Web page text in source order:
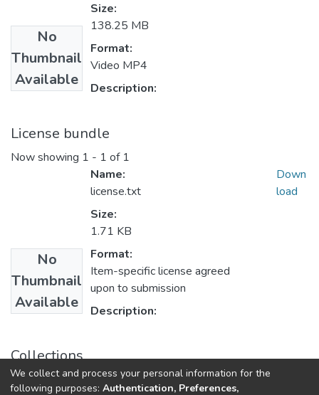
No
Thumbnail
Available
Size:
138.25 MB
Format:
Video MP4
Description:
License bundle
Now showing 1 - 1 of 1
No
Thumbnail
Available
Name:
license.txt
Size:
1.71 KB
Format:
Item-specific license agreed
upon to submission
Description:
Down
load
Collections
Vídeo Institucional
We collect and process your personal information for the
following purposes: Authentication, Preferences,